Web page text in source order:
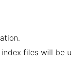
files will be